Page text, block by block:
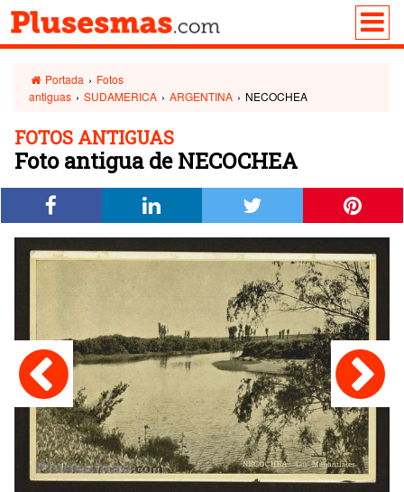
Portada › Fotos
antiguas › SUDAMERICA › ARGENTINA › NECOCHEA
FOTOS ANTIGUAS
Foto antigua de NECOCHEA